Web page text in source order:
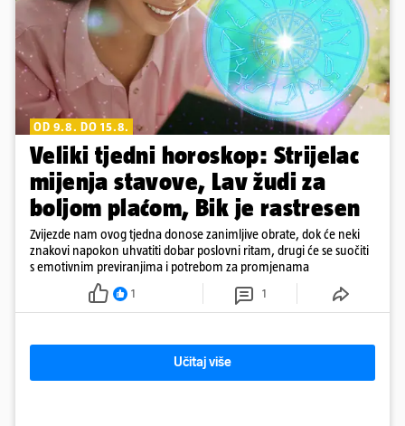
OD 9.8. DO 15.8.
Veliki tjedni horoskop: Strijelac
mijenja stavove, Lav žudi za
boljom plaćom, Bik je rastresen
Zvijezde nam ovog tjedna donose zanimljive obrate, dok će neki
znakovi napokon uhvatiti dobar poslovni ritam, drugi će se suočiti
s emotivnim previranjima i potrebom za promjenama
1 1
Učitaj više